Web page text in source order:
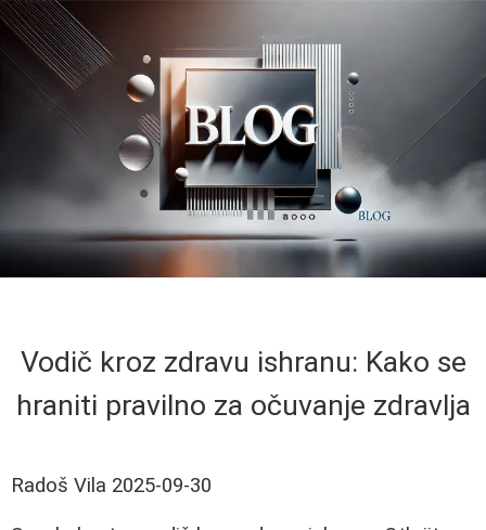
Vodič kroz zdravu ishranu: Kako se
hraniti pravilno za očuvanje zdravlja
Radoš Vila 2025-09-30